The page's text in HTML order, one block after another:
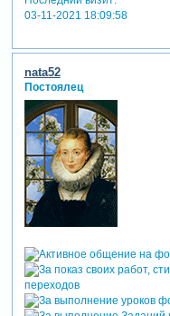
03-11-2021 18:09:58
nata52
Постоялец